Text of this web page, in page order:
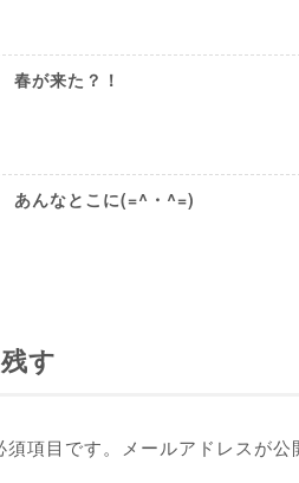
春が来た？！
あんなとこに(=^・^=)
す
項目です。メールアドレスが公